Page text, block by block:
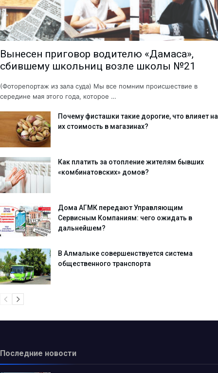
Вынесен приговор водителю «Дамаса»,
сбившему школьниц возле школы №21
(Фоторепортаж из зала суда) Мы все помним происшествие в
середине мая этого года, которое …
Почему фисташки такие дорогие, что влияет на
их стоимость в магазинах?
Как платить за отопление жителям бывших
«комбинатовских» домов?
Дома АГМК передают Управляющим
Сервисным Компаниям: чего ожидать в
дальнейшем?
В Алмалыке совершенствуется система
общественного транспорта
Последние новости